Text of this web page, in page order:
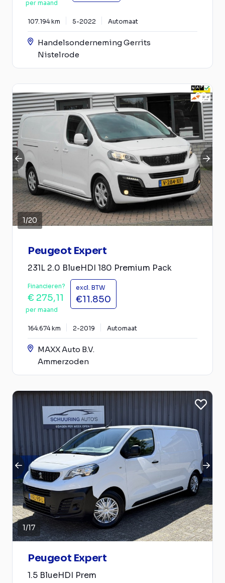
per maand
107.194 km 5-2022 Automaat
Handelsonderneming Gerrits
Nistelrode
1/20
Peugeot Expert
231L 2.0 BlueHDI 180 Premium Pack
Financieren?
€ 275,11
per maand
excl. BTW
€11.850
164.674 km 2-2019 Automaat
MAXX Auto B.V.
Ammerzoden
1/17
Peugeot Expert
1.5 BlueHDI Prem